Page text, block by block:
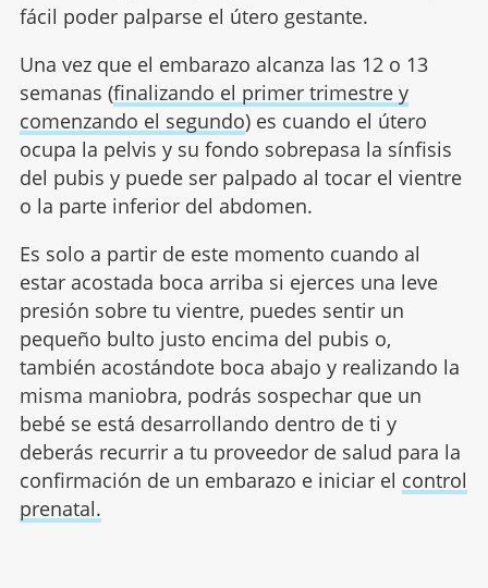
fácil poder palparse el útero gestante.
Una vez que el embarazo alcanza las 12 o 13
semanas (finalizando el primer trimestre y
comenzando el segundo) es cuando el útero
ocupa la pelvis y su fondo sobrepasa la sínfisis
del pubis y puede ser palpado al tocar el vientre
o la parte inferior del abdomen.
Es solo a partir de este momento cuando al
estar acostada boca arriba si ejerces una leve
presión sobre tu vientre, puedes sentir un
pequeño bulto justo encima del pubis o,
también acostándote boca abajo y realizando la
misma maniobra, podrás sospechar que un
bebé se está desarrollando dentro de ti y
deberás recurrir a tu proveedor de salud para la
confirmación de un embarazo e iniciar el control
prenatal.